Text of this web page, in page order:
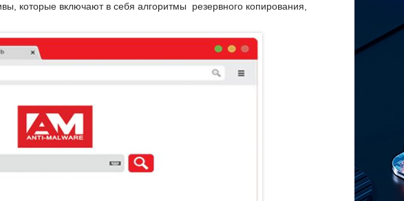
которые включают в себя алгоритмы резервного копирования,